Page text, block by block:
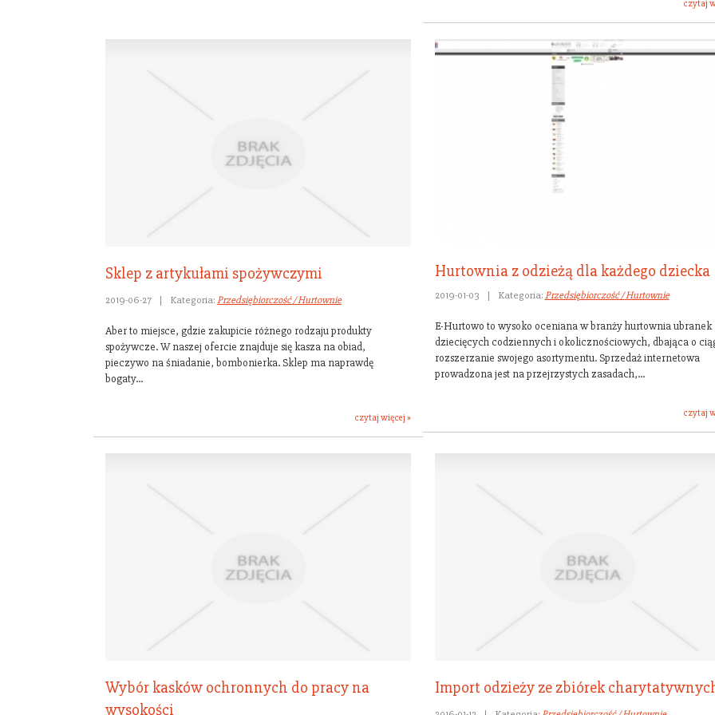
czytaj
Sklep z artykułami spożywczymi
2019-06-27 | Kategoria:Przedsiębiorczość / Hurtownie
Aber to miejsce, gdzie zakupicie różnego rodzaju produkty
spożywcze. W naszej ofercie znajduje się kasza na obiad,
pieczywo na śniadanie, bombonierka. Sklep ma naprawdę
bogaty...
czytaj więcej »
Hurtownia z odzieżą dla każdego dziecka
2019-01-03 | Kategoria:Przedsiębiorczość / Hurtownie
E-Hurtowo to wysoko oceniana w branży hurtownia ubranek
dziecięcych codziennych i okolicznościowych, dbająca o
rozszerzanie swojego asortymentu. Sprzedaż internetowa
prowadzona jest na przejrzystych zasadach,...
czytaj
Wybór kasków ochronnych do pracy na
wysokości
Import odzieży ze zbiórek